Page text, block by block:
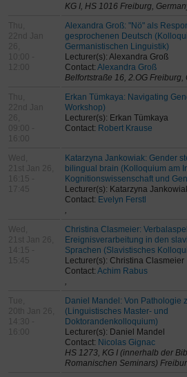
KG I, HS 1016 Freiburg,
Thu,
22nd Jan
26,
12:00
Alexandra Groß: "Nö" als
gesprochenen Deutsch
Germanistischen Linguistik)
Lecturer(s): Alexandra Groß
Contact: Alexandra Groß
Belfortstraße 16, 2.OG Freiburg,
Thu,
22nd Jan
26,
09:00 -
16:00
Erkan Tümkaya: Navigating
Workshop)
Lecturer(s): Erkan Tümkaya
Contact: Robert Krause
Wed,
21st Jan 26,
16:15 -
17:45
Katarzyna Jankowiak: Gender
bilingual brain (Kolloquium am
Kognitionswissenschaft und
Lecturer(s): Katarzyna
Contact: Evelyn Ferstl
,
Wed,
21st Jan 26,
14:15 -
15:45
Christina Clasmeier:
Ereignisverarbeitung in den
Sprachen (Slavistisches
Lecturer(s): Christina Clasmeier
Contact: Achim Rabus
,
Tue,
20th Jan 26,
14:30 -
16:00
Daniel Mandel: Von Pathologie
(Linguistisches Master- und
Doktorandenkolloquium)
Lecturer(s): Daniel Mandel
Contact: Nicolas Gignac
HS 1273, KG I (innerhalb der
Romanischen Seminars)